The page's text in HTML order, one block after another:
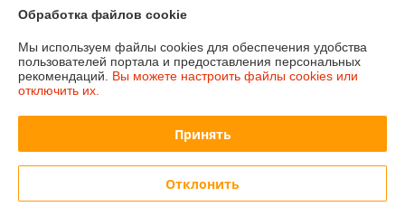
Доставка и оплата
График работы
Политика обработки cookies
Сайт создан на платформе Deal.by
Обработка файлов cookie
Мы используем файлы cookies для обеспечения удобства
пользователей портала и предоставления персональных
рекомендаций. Вы можете настроить файлы cookies или
отключить их.
Принять
Отклонить